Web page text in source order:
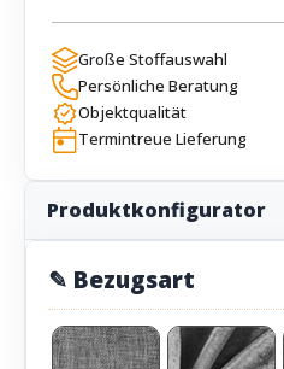
Große Stoffauswahl
Persönliche Beratung
Objektqualität
Termintreue Lieferung
Produktkonfigurator
✎ Bezugsart